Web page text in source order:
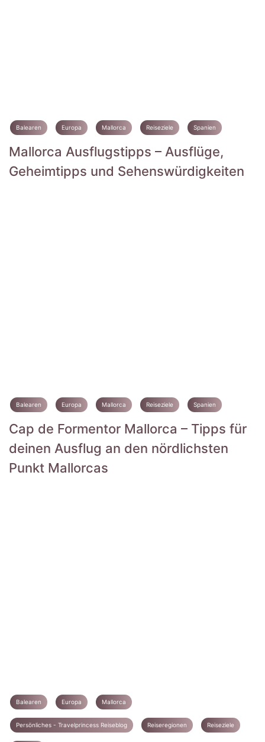
Balearen Europa Mallorca Reiseziele Spanien
Mallorca Ausflugstipps – Ausflüge,
Geheimtipps und Sehenswürdigkeiten
Balearen Europa Mallorca Reiseziele Spanien
Cap de Formentor Mallorca – Tipps für
deinen Ausflug an den nördlichsten
Punkt Mallorcas
Balearen Europa Mallorca
Persönliches - Travelprincess Reiseblog Reiseregionen Reiseziele